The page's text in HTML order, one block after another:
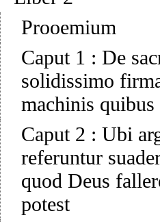
Prooemium
Caput 1 : De
solidissimo
machinis
Caput 2 : Ubi
referuntur
quod Deus
potest